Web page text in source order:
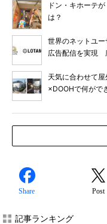
ドン・キホーテ
は？
世界のネットユ
広告配信を実現
天気に合わせて
×DOOHで何がで
Share Post
記事ランキング